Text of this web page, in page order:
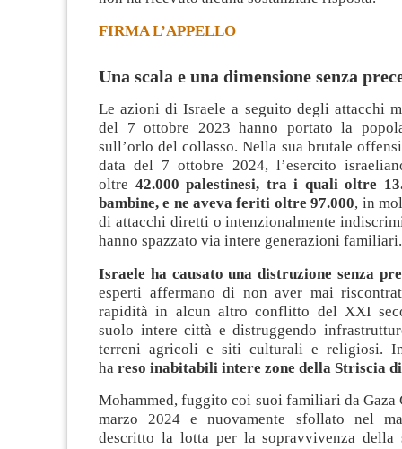
FIRMA L’APPELLO
Una scala e una dimensione senza
Le azioni di Israele a seguito degli attacchi
del 7 ottobre 2023 hanno portato la
sull’orlo del collasso. Nella sua brutale
data del 7 ottobre 2024, l’esercito
oltre 42.000 palestinesi, tra i quali oltre
bambine, e ne aveva feriti oltre 97.000, in
di attacchi diretti o intenzionalmente
hanno spazzato via intere generazioni familiari.
Israele ha causato una distruzione senza
esperti affermano di non aver mai
rapidità in alcun altro conflitto del XXI
suolo intere città e distruggendo
terreni agricoli e siti culturali e religiosi.
ha reso inabitabili intere zone della Striscia
Mohammed, fuggito coi suoi familiari da Gaza
marzo 2024 e nuovamente sfollato nel
descritto la lotta per la sopravvivenza